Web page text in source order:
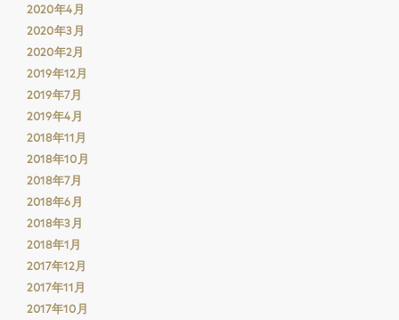
2020年4月
2020年3月
2020年2月
2019年12月
2019年7月
2019年4月
2018年11月
2018年10月
2018年7月
2018年6月
2018年3月
2018年1月
2017年12月
2017年11月
2017年10月